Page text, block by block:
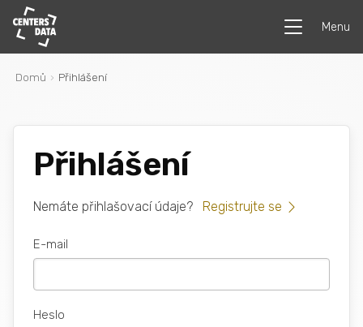
Menu
Domů Přihlášení
Přihlášení
Nemáte přihlašovací údaje? Registrujte se
E-mail
Heslo